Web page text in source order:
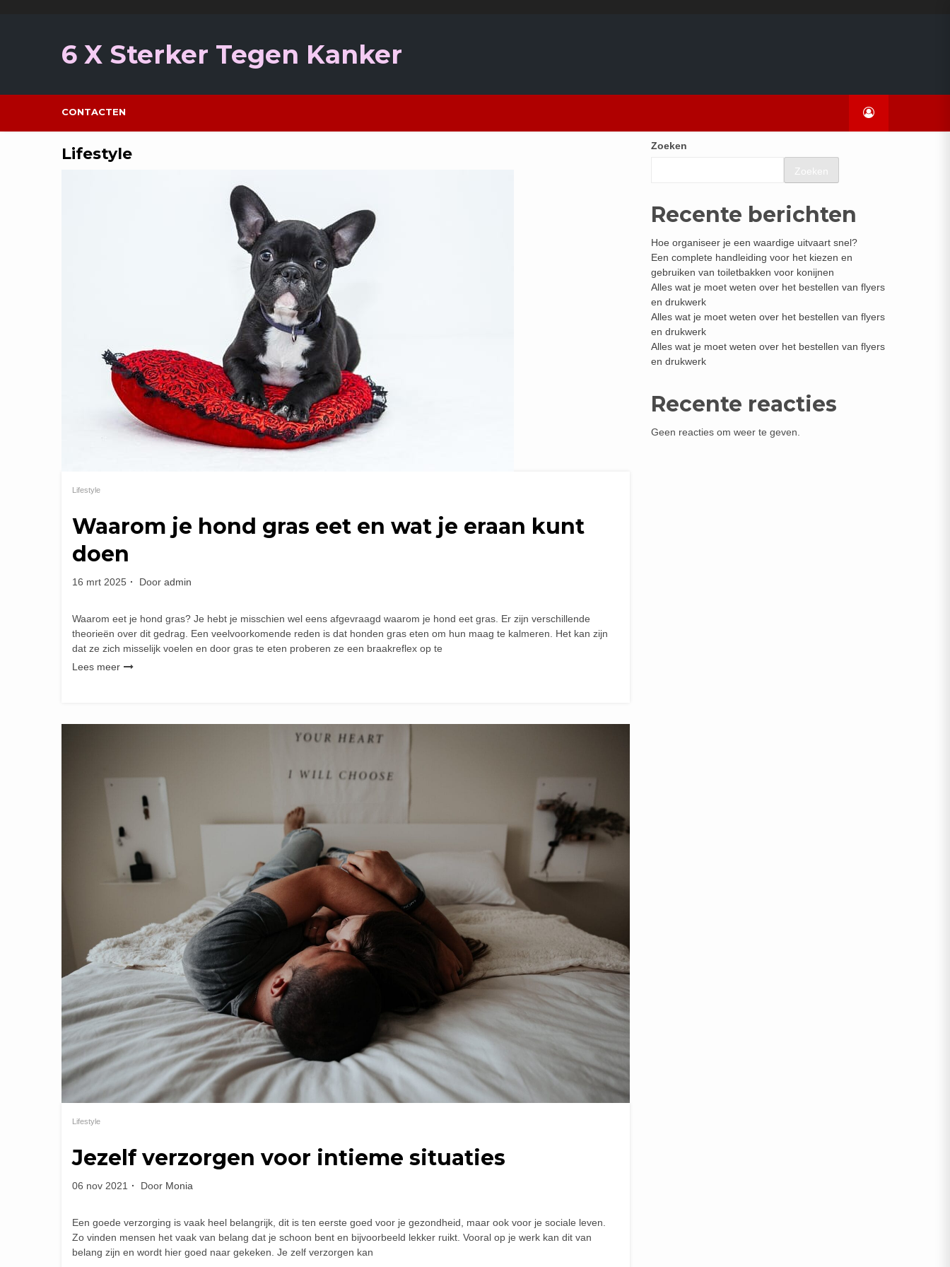
6 X Sterker Tegen Kanker
CONTACTEN
Lifestyle
Lifestyle
Waarom je hond gras eet en wat je eraan kunt
doen
16 mrt 2025 Door admin
Waarom eet je hond gras? Je hebt je misschien wel eens afgevraagd waarom je hond eet gras. Er zijn verschillende
theorieën over dit gedrag. Een veelvoorkomende reden is dat honden gras eten om hun maag te kalmeren. Het kan zijn
dat ze zich misselijk voelen en door gras te eten proberen ze een braakreflex op te
Lees meer
Lifestyle
Jezelf verzorgen voor intieme situaties
06 nov 2021 Door Monia
Een goede verzorging is vaak heel belangrijk, dit is ten eerste goed voor je gezondheid, maar ook voor je sociale leven.
Zo vinden mensen het vaak van belang dat je schoon bent en bijvoorbeeld lekker ruikt. Vooral op je werk kan dit van
belang zijn en wordt hier goed naar gekeken. Je zelf verzorgen kan
Zoeken
Zoeken
Recente berichten
Hoe organiseer je een waardige uitvaart snel?
Een complete handleiding voor het kiezen en
gebruiken van toiletbakken voor konijnen
Alles wat je moet weten over het bestellen van flyers
en drukwerk
Alles wat je moet weten over het bestellen van flyers
en drukwerk
Alles wat je moet weten over het bestellen van flyers
en drukwerk
Recente reacties
Geen reacties om weer te geven.